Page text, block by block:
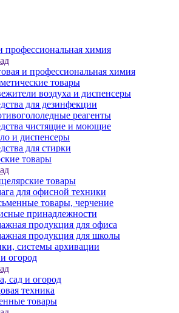
профессиональная химия
и профессиональная химия
товары
воздуха и диспенсеры
для дезинфекции
реагенты
чистящие и моющие
и диспенсеры
для стирки
товары
товары
для офисной техники
товары, черчение
принадлежности
продукция для офиса
продукция для школы
системы архивации
огород
сад и огород
техника
товары